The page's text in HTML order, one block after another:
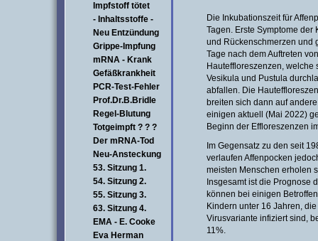
Impfstoff tötet
- Inhaltsstoffe -
Neu Entzündung
Grippe-Impfung
mRNA - Krank
Gefäßkrankheit
PCR-Test-Fehler
Prof.Dr.B.Bridle
Regel-Blutung
Totgeimpft ? ? ?
Der mRNA-Tod
Neu-Ansteckung
53. Sitzung 1.
54. Sitzung 2.
55. Sitzung 3.
63. Sitzung 4.
EMA - E. Cooke
Eva Herman
Die Inkubationszeit für
Tagen. Erste Symptome der
und Rückenschmerzen und
Tage nach dem Auftreten
Hauteffloreszenzen,
Vesikula und Pustula
abfallen. Die
breiten sich dann auf
einigen aktuell (Mai 2022)
Beginn der Effloreszenzen
Im Gegensatz zu den seit
verlaufen Affenpocken
meisten Menschen erholen
Insgesamt ist die Prognose
können bei einigen
Kindern unter 16 Jahren,
Virusvariante infiziert sind,
11%.